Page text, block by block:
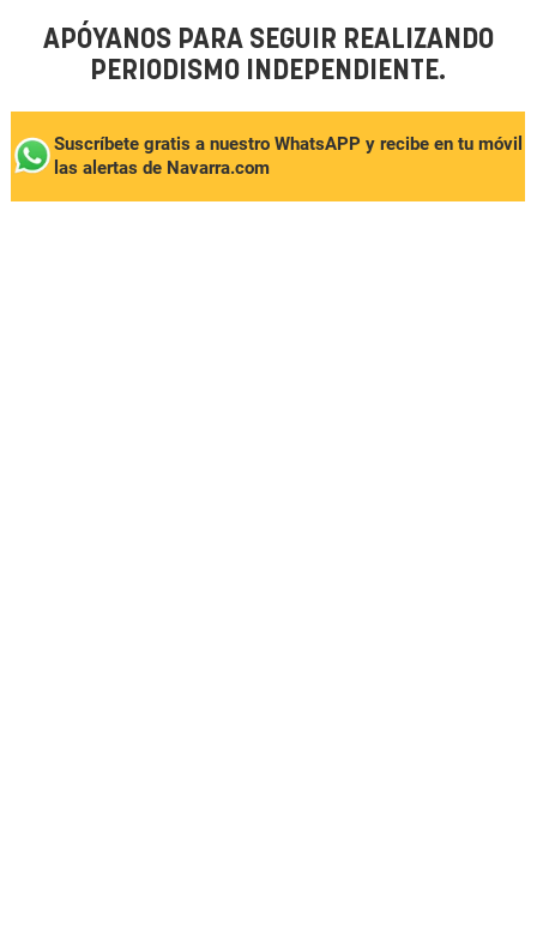
APÓYANOS PARA SEGUIR REALIZANDO
PERIODISMO INDEPENDIENTE.
Suscríbete gratis a nuestro WhatsAPP y recibe en tu móvil
las alertas de Navarra.com